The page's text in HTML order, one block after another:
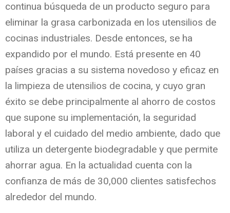
continua búsqueda de un producto seguro para
eliminar la grasa carbonizada en los utensilios de
cocinas industriales. Desde entonces, se ha
expandido por el mundo. Está presente en 40
países gracias a su sistema novedoso y eficaz en
la limpieza de utensilios de cocina, y cuyo gran
éxito se debe principalmente al ahorro de costos
que supone su implementación, la seguridad
laboral y el cuidado del medio ambiente, dado que
utiliza un detergente biodegradable y que permite
ahorrar agua. En la actualidad cuenta con la
confianza de más de 30,000 clientes satisfechos
alrededor del mundo.